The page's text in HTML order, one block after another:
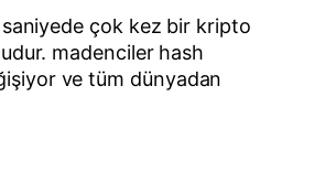
çok kez bir kripto
madenciler hash
ve tüm dünyadan